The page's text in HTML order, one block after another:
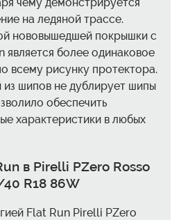
на ледяной трассе.
нововышедшей покрышки с
является более одинаковое
всему рисунку протектора.
из шипов не дублирует шипы
обеспечить
характеристики в любых
в Pirelli PZero Rosso
R18 86W
Flat Run Pirelli PZero